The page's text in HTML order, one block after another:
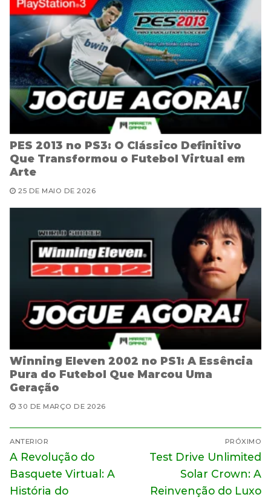
PES 2013 no PS3: O Clássico Definitivo
Que Transformou o Futebol Virtual em
Arte
25 DE MAIO DE 2026
Winning Eleven 2002 no PS1: A Essência
Pura do Futebol Que Marcou Uma
Geração
30 DE MARÇO DE 2026
Navegação
de
Post
ANTERIOR
Post
anterior:
A Revolução do
Basquete Virtual: A
História do
PRÓXIMO
Próximo
Test Drive Unlimited
Solar Crown: A
Reinvenção do Luxo